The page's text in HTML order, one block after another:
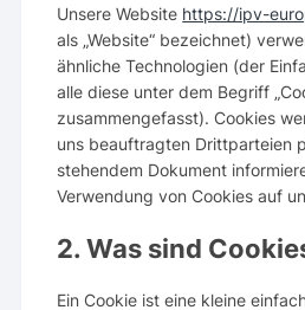
Unsere Website https://ipv-
als „Website“ bezeichnet)
ähnliche Technologien (der
alle diese unter dem Begriff
zusammengefasst). Cookies
uns beauftragten Drittparteien
stehendem Dokument
Verwendung von Cookies auf
2. Was sind
Ein Cookie ist eine kleine